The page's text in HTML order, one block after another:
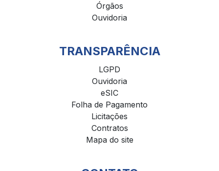
Órgãos
Ouvidoria
TRANSPARÊNCIA
LGPD
Ouvidoria
eSIC
Folha de Pagamento
Licitações
Contratos
Mapa do site